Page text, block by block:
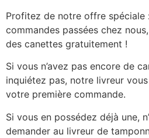
Profitez de notre offre spéciale
commandes passées chez
des canettes gratuitement !
Si vous n’avez pas encore de
inquiétez pas, notre livreur
votre première commande.
Si vous en possédez déjà une,
demander au livreur de